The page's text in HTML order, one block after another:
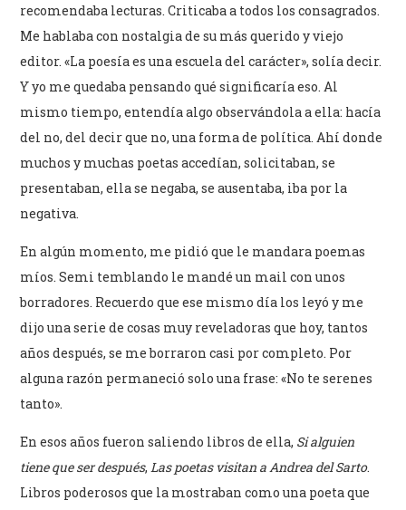
recomendaba lecturas. Criticaba a todos los consagrados.
Me hablaba con nostalgia de su más querido y viejo
editor. «La poesía es una escuela del carácter», solía decir.
Y yo me quedaba pensando qué significaría eso. Al
mismo tiempo, entendía algo observándola a ella: hacía
del no, del decir que no, una forma de política. Ahí donde
muchos y muchas poetas accedían, solicitaban, se
presentaban, ella se negaba, se ausentaba, iba por la
negativa.
En algún momento, me pidió que le mandara poemas
míos. Semi temblando le mandé un mail con unos
borradores. Recuerdo que ese mismo día los leyó y me
dijo una serie de cosas muy reveladoras que hoy, tantos
años después, se me borraron casi por completo. Por
alguna razón permaneció solo una frase: «No te serenes
tanto».
En esos años fueron saliendo libros de ella, Si alguien
tiene que ser después,Las poetas visitan a Andrea del Sarto.
Libros poderosos que la mostraban como una poeta que